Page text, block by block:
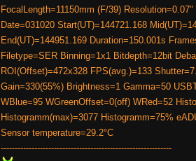
FocalLength=11150mm (F/39) Resolution=0.07"
Date=031020 Start(UT)=144721.168
End(UT)=144951.169 Duration=150.001s
Filetype=SER Binning=1x1 Bitdepth=12bit
ROI(Offset)=472x328 FPS(avg.)=133
Gain=330(55%) Brightness=1 Gamma=50
WBlue=95 WGreenOffset=0(off) WRed=52
Histogramm(max)=3077 Histogramm=75%
Sensor temperature=29.2°C
-------------------------------------------------------------